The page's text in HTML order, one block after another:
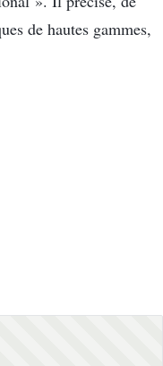
de hautes gammes,